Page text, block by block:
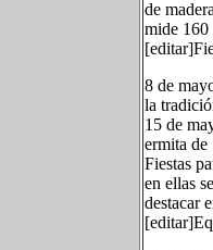
de
mide 160
8 de
la
15 de
ermita de
Fiestas
en ellas
destacar